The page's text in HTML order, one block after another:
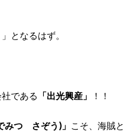
となるはず。
である 「出光興産」 ！！
みつ さぞう)」 こそ、海賊と